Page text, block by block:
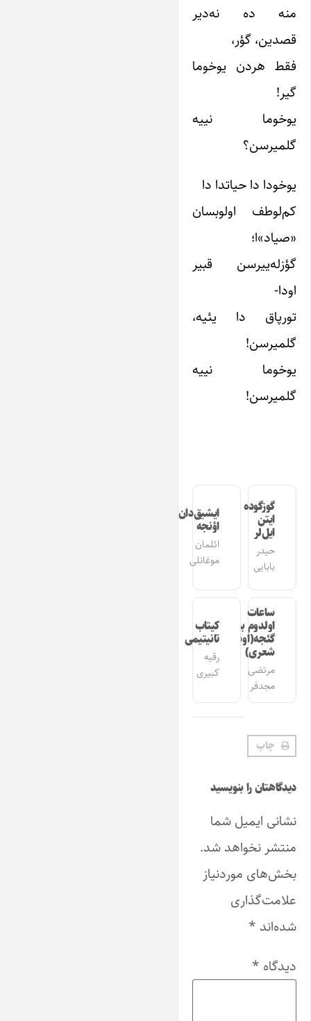
منه ده نه‌دیر
قصدین، گؤر،
فقط هردن یوخوما
گیر!
یوخوما نییه
گلمیرسن؟
یوخودا دا حیاتدا دا
کم‌لوطف اولوبسان
«صیاد»ا؛
گؤزله‌ییرسن قبیر
اودا-
تورپاق دا یئیه،
گلمیرسن!
یوخوما نییه
گلمیرسن!
گوزگوده
ایتن
ایل‌لر
حیدر
بابایی
ایشیق‌دان
اؤنجه
ائلمان
موغانلی
ساعات
اولدوم بیر
گئجه(اوشاق
شعری)
مرتضی
مجدفر
کیتاب
تانیتیمی
رقیه
کبیری
چاپ
دیدگاهتان را بنویسید
نشانی ایمیل شما
منتشر نخواهد شد.
بخش‌های موردنیاز
علامت‌گذاری
شده‌اند *
دیدگاه *